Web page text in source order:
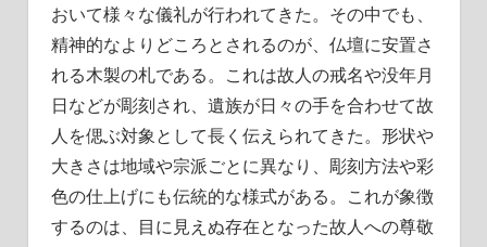
おいて様々な儀礼が行われてきた。 その中でも、
精神的なよりどころとされるのが、仏壇に安置さ
れる木製の札である。これは故人の戒名や没年月
日などが彫刻され、遺族が日々の手を合わせて故
人を偲ぶ対象として長く伝えられてきた。形状や
大きさは地域や宗派ごとに異なり、彫刻方法や彩
色の仕上げにも伝統的な様式がある。これが象徴
するのは、目に見えぬ存在となった故人への尊敬